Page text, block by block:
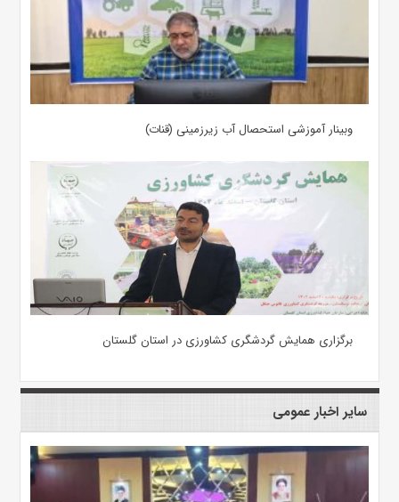
وبینار آموزشی استحصال آب زیرزمینی (قنات)
برگزاری همایش گردشگری کشاورزی در استان گلستان
سایر اخبار عمومی